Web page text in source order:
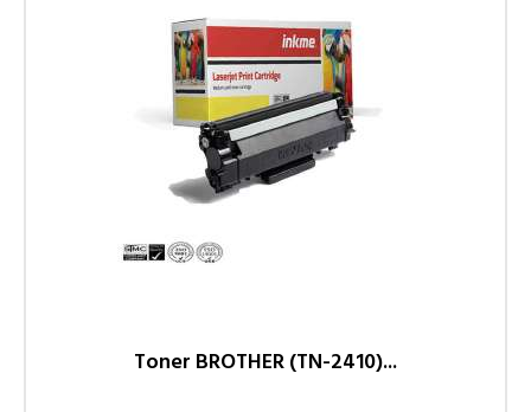
Toner BROTHER (TN-2410)...